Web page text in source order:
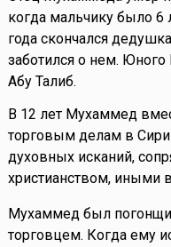
когда мальчику было 6
года скончался
заботился о нем.
Абу Талиб.
В 12 лет Мухаммед
торговым делам в
духовных исканий,
христианством, иными
Мухаммед был
торговцем. Когда ему